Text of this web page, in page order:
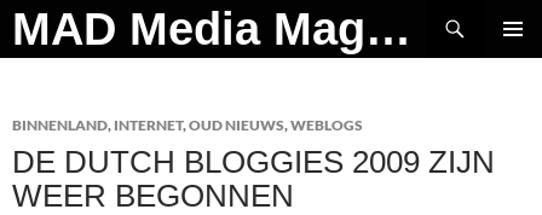
Ga
naar
MAD Media Magazine
Zoeken
BINNENLAND, INTERNET,OUD NIEUWS,WEBLOGS
DE DUTCH BLOGGIES 2009 ZIJN
WEER BEGONNEN